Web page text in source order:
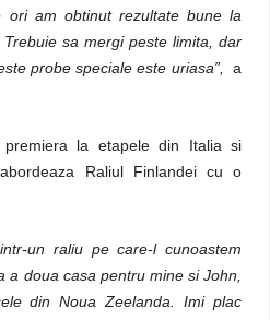
am obtinut rezultate bune la
sa mergi peste limita, dar
probe speciale este uriasa”,
a
la etapele din Italia si
Raliul Finlandei cu o
un raliu pe care-l cunoastem
a doua casa pentru mine si John,
din Noua Zeelanda. Imi plac